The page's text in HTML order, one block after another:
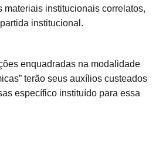
materiais institucionais correlatos,
institucional.
enquadradas na modalidade
terão seus auxílios custeados
específico instituído para essa